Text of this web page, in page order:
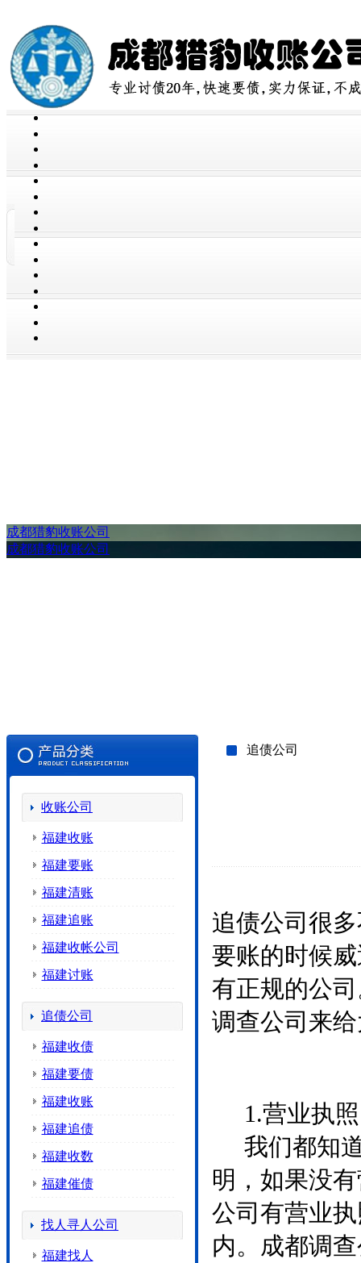
成都猎豹收账公司
成都猎豹收账公司
收账公司
福建收账
福建要账
福建清账
福建追账
福建收帐公司
福建讨账
追债公司
福建收债
福建要债
福建收账
福建追债
福建收数
福建催债
找人寻人公司
福建找人
追债公司
追债公司很
要账的时候
有正规的公
调查公司来
1.营业执照
我们都知道
明，如果没
公司有营业
内。成都调